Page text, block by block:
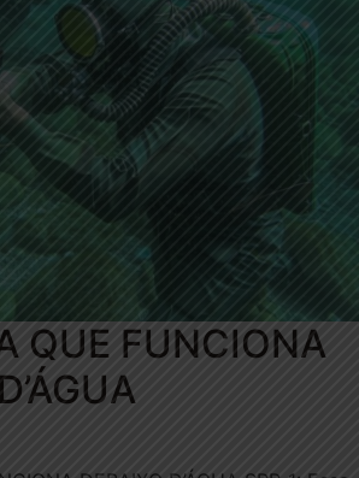
QUE FUNCIONA